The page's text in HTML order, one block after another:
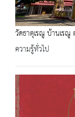
วัดธาตุเรณู บ้านเร
ความรู้ทั่วไป